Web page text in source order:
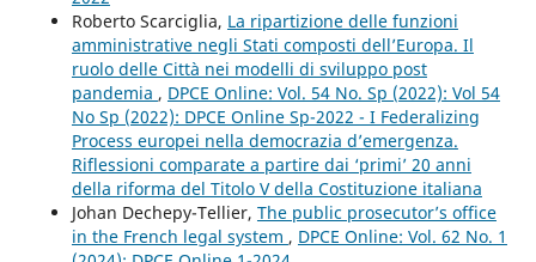
Roberto Scarciglia, La ripartizione delle funzioni
amministrative negli Stati composti dell’Europa. Il
ruolo delle Città nei modelli di sviluppo post
pandemia , DPCE Online: Vol. 54 No. Sp (2022): Vol 54
No Sp (2022): DPCE Online Sp-2022 - I Federalizing
Process europei nella democrazia d’emergenza.
Riflessioni comparate a partire dai ‘primi’ 20 anni
della riforma del Titolo V della Costituzione italiana
Johan Dechepy-Tellier, The public prosecutor’s office
in the French legal system , DPCE Online: Vol. 62 No. 1